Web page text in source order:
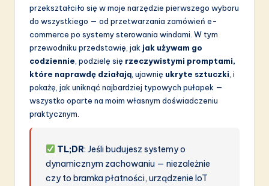
przekształciło się w moje narzędzie pierwszego wyboru
do wszystkiego — od przetwarzania zamówień e-
commerce po systemy sterowania windami. W tym
przewodniku przedstawię, jak jak używam go
codziennie , podzielę się rzeczywistymi promptami,
które naprawdę działają , ujawnię ukryte sztuczki , i
pokażę, jak uniknąć najbardziej typowych pułapek —
wszystko oparte na moim własnym doświadczeniu
praktycznym.
TL;DR: Jeśli budujesz systemy o
dynamicznym zachowaniu — niezależnie
czy to bramka płatności, urządzenie IoT